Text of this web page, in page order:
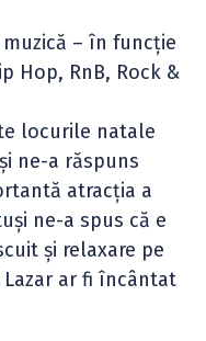
– în funcție
Hop, RnB, Rock &
locurile natale
ne-a răspuns
atracția a
ne-a spus că e
și relaxare pe
ar fi încântat